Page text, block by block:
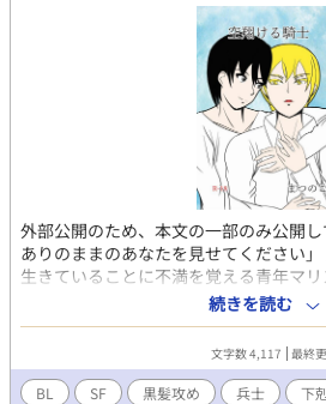
外部公開のため、本文の一部のみ公開
ありのままのあなたを見せてください
生きていることに不満を覚える青年マ
ごしていたある日、新たな同室者クノ
かわらず馴れ馴れしく接してきた彼に
繁栄のために男が争う星の、一般兵×
ー
続きを読む
文字数 4,117 最終
BL SF 黒髪攻め 兵士 下